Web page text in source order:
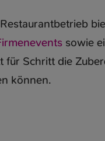
sowie
für Schritt die
können.